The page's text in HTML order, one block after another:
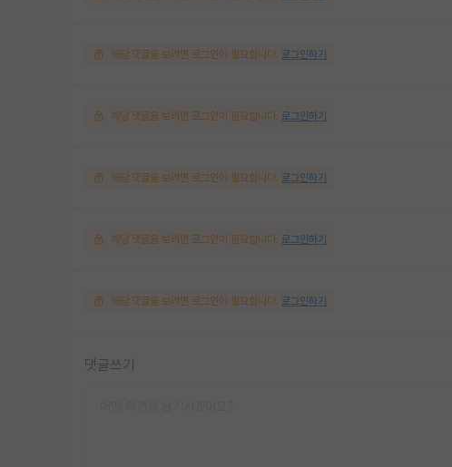
해당 댓글을 보려면 로그인이 필요합니다. 로그인하기
해당 댓글을 보려면 로그인이 필요합니다. 로그인하기
해당 댓글을 보려면 로그인이 필요합니다. 로그인하기
해당 댓글을 보려면 로그인이 필요합니다. 로그인하기
해당 댓글을 보려면 로그인이 필요합니다. 로그인하기
댓글쓰기